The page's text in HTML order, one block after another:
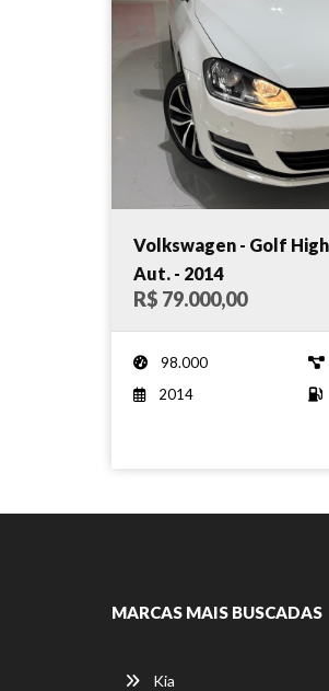
Volkswagen - Golf
Aut. - 2014
R$ 79.000,00
98.000
2014
MARCAS MAIS BUSCADAS
Kia